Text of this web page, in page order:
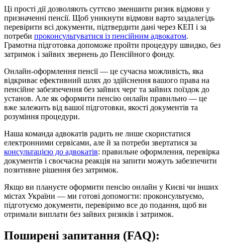
Ці прості дії дозволяють суттєво зменшити ризик відмови у
призначенні пенсії. Щоб уникнути відмови варто заздалегідь
перевірити всі документи, підтвердити дані через КЕП і за
потреби проконсультуватися із пенсійним адвокатом.
Грамотна підготовка допоможе пройти процедуру швидко, без
затримок і зайвих звернень до Пенсійного фонду.
Онлайн-оформлення пенсії — це сучасна можливість, яка
відкриває ефективний шлях до здійснення вашого права на
пенсійне забезпечення без зайвих черг та зайвих поїздок до
установ. Але як оформити пенсію онлайн правильно — це
вже залежить від вашої підготовки, якості документів та
розуміння процедури.
Наша команда адвокатів радить не лише скористатися
електронними сервісами, але й за потреби звертатися за
консультацією до адвокатів: правильне оформлення, перевірка
документів і своєчасна реакція на запити можуть забезпечити
позитивне рішення без затримок.
Якщо ви плануєте оформити пенсію онлайн у Києві чи інших
містах України — ми готові допомогти: проконсультуємо,
підготуємо документи, перевіримо все до подання, щоб ви
отримали виплати без зайвих ризиків і затримок.
Поширені запитання (FAQ):